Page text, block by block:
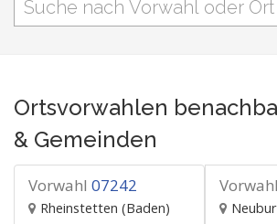
Ortsvorwahlen
& Gemeinden
Vorwahl 07242
Rheinstetten (Baden)
Vorwahl